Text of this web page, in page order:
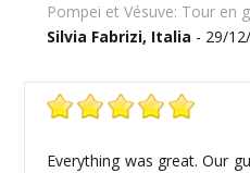
Pompei et Vésuve: Tour en
Silvia Fabrizi, Italia - 29/
Everything was great. Our